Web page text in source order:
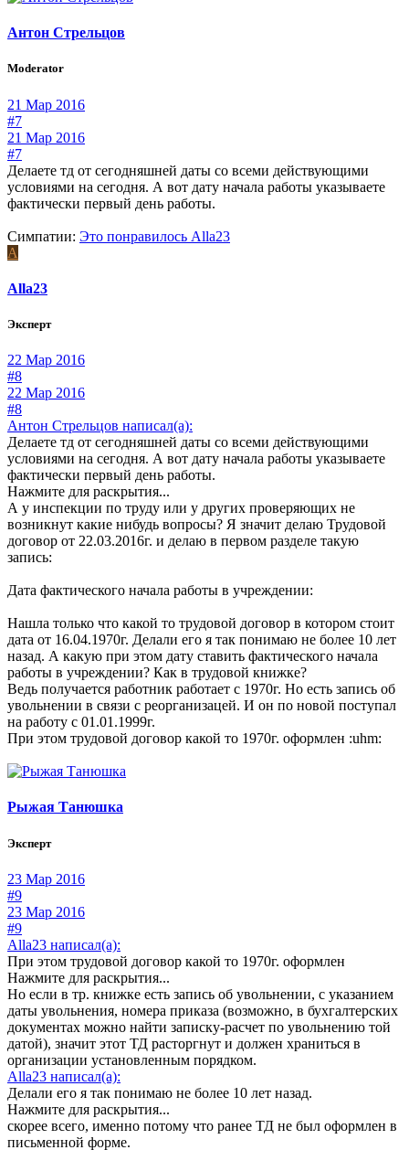
Антон Стрельцов
Moderator
21 Мар 2016
#7
21 Мар 2016
#7
Делаете тд от сегодняшней даты со всеми действующими
условиями на сегодня. А вот дату начала работы указываете
фактически первый день работы.
Симпатии: Это понравилось Alla23
A
Alla23
Эксперт
22 Мар 2016
#8
22 Мар 2016
#8
Антон Стрельцов написал(а):
Делаете тд от сегодняшней даты со всеми действующими
условиями на сегодня. А вот дату начала работы указываете
фактически первый день работы.
Нажмите для раскрытия...
А у инспекции по труду или у других проверяющих не
возникнут какие нибудь вопросы? Я значит делаю Трудовой
договор от 22.03.2016г. и делаю в первом разделе такую
запись:
Дата фактического начала работы в учреждении:
Нашла только что какой то трудовой договор в котором стоит
дата от 16.04.1970г. Делали его я так понимаю не более 10 лет
назад. А какую при этом дату ставить фактического начала
работы в учреждении? Как в трудовой книжке?
Ведь получается работник работает с 1970г. Но есть запись об
увольнении в связи с реорганизацей. И он по новой поступал
на работу с 01.01.1999г.
При этом трудовой договор какой то 1970г. оформлен :uhm:
Рыжая Танюшка
Эксперт
23 Мар 2016
#9
23 Мар 2016
#9
Alla23 написал(а):
При этом трудовой договор какой то 1970г. оформлен
Нажмите для раскрытия...
Но если в тр. книжке есть запись об увольнении, с указанием
даты увольнения, номера приказа (возможно, в бухгалтерских
документах можно найти записку-расчет по увольнению той
датой), значит этот ТД расторгнут и должен храниться в
организации установленным порядком.
Alla23 написал(а):
Делали его я так понимаю не более 10 лет назад.
Нажмите для раскрытия...
скорее всего, именно потому что ранее ТД не был оформлен в
письменной форме.